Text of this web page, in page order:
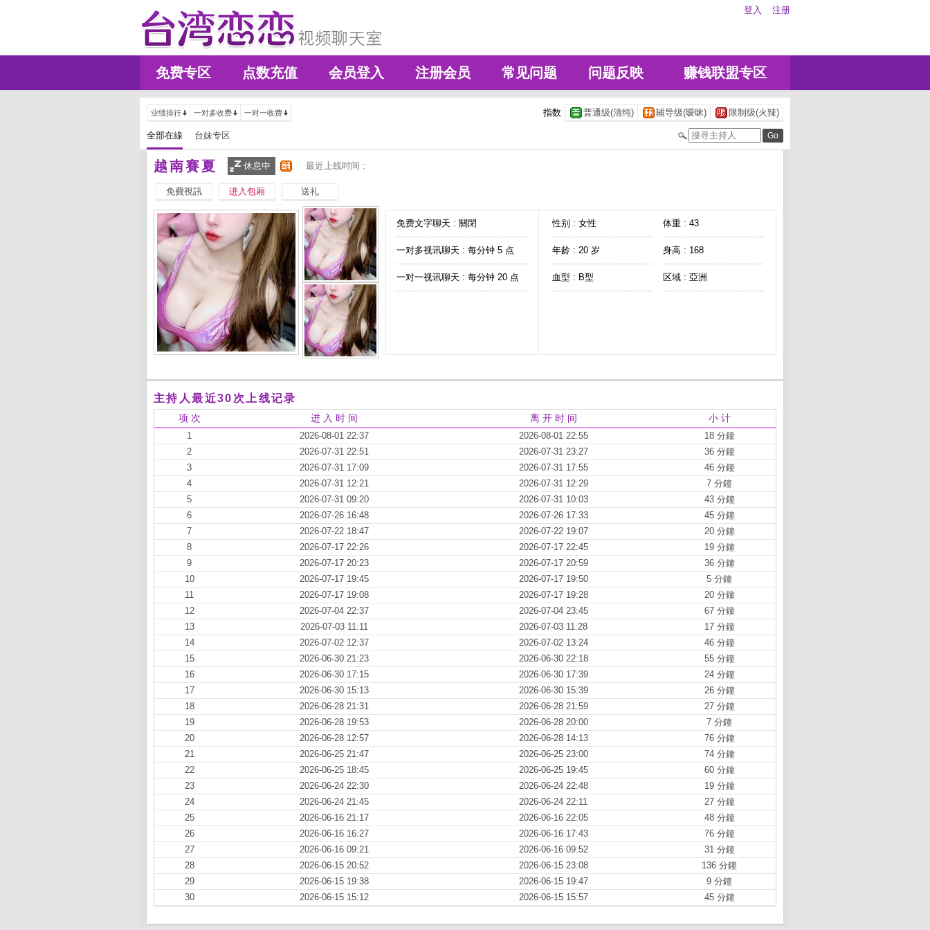
登入 注册
免费专区 点数充值 会员登入 注册会员 常见问题 问题反映 赚钱联盟专区
业绩排行 一对多收费 一对一收费 指数 普通级(清纯) 辅导级(暧昧) 限制级(火辣)
全部在線 台妹专区
越南賽夏 休息中 最近上线时间 :
免費視訊 进入包厢 送礼
免费文字聊天 : 關閉
一对多视讯聊天 : 每分钟 5 点
一对一视讯聊天 : 每分钟 20 点
性别 : 女性 体重 : 43
年龄 : 20 岁 身高 : 168
血型 : B型 区域 : 亞洲
主持人最近30次上线记录
项 次 进 入 时 间 离 开 时 间 小 计
1 2026-08-01 22:37 2026-08-01 22:55
18 分鐘
2
2026-07-31 22:51 2026-07-31 23:27
36 分鐘
3
2026-07-31 17:09 2026-07-31 17:55
46 分鐘
4
2026-07-31 12:21 2026-07-31 12:29
7 分鐘
5
2026-07-31 09:20 2026-07-31 10:03
43 分鐘
6
2026-07-26 16:48 2026-07-26 17:33
45 分鐘
7
2026-07-22 18:47 2026-07-22 19:07
20 分鐘
8
2026-07-17 22:26 2026-07-17 22:45
19 分鐘
9
2026-07-17 20:23 2026-07-17 20:59
36 分鐘
10
2026-07-17 19:45 2026-07-17 19:50
5 分鐘
11
2026-07-17 19:08 2026-07-17 19:28
20 分鐘
12
2026-07-04 22:37 2026-07-04 23:45
67 分鐘
13
2026-07-03 11:11 2026-07-03 11:28
17 分鐘
14
2026-07-02 12:37 2026-07-02 13:24
46 分鐘
15
2026-06-30 21:23 2026-06-30 22:18
55 分鐘
16
2026-06-30 17:15 2026-06-30 17:39
24 分鐘
17
2026-06-30 15:13 2026-06-30 15:39
26 分鐘
18
2026-06-28 21:31 2026-06-28 21:59
27 分鐘
19
2026-06-28 19:53 2026-06-28 20:00
7 分鐘
20
2026-06-28 12:57 2026-06-28 14:13
76 分鐘
21
2026-06-25 21:47 2026-06-25 23:00
74 分鐘
22
2026-06-25 18:45 2026-06-25 19:45
60 分鐘
23
2026-06-24 22:30 2026-06-24 22:48
19 分鐘
24
2026-06-24 21:45 2026-06-24 22:11
27 分鐘
25
2026-06-16 21:17 2026-06-16 22:05
48 分鐘
26
2026-06-16 16:27 2026-06-16 17:43
76 分鐘
27
2026-06-16 09:21 2026-06-16 09:52
31 分鐘
28
2026-06-15 20:52 2026-06-15 23:08
136 分鐘
29
2026-06-15 19:38 2026-06-15 19:47
9 分鐘
30
2026-06-15 15:12 2026-06-15 15:57 45 分鐘